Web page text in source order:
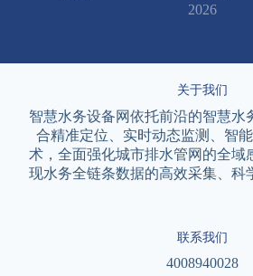
2026
关于我们
智慧水务设备网依托前沿的智慧水
合精准定位、实时动态监测、智
术，全面强化城市排水管网的全域
现水务全链条数据的高效采集、科
联系我们
4008940028